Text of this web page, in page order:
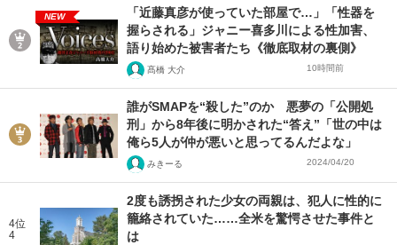
NEW
「近藤真彦が使っていた部屋で…」「性器を
握らされる」ジャニー喜多川による性加害、
語り始めた被害者たち《徹底取材の裏側》
髙橋 大介 10時間前
誰がSMAPを“殺した”のか 悪夢の「公開処
刑」から8年後に明かされた“答え”「世の中は
俺ら5人が仲が悪いと思ってるんだよな」
みきーる 2024/04/20
4位
4
2度も誘拐された少女の両親は、犯人に性的に
籠絡されていた……全米を驚愕させた事件と
は